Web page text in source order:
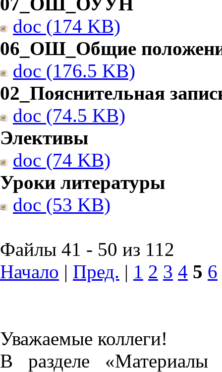
doc (174 KB)
06_ОШ_Общие
doc (176.5 KB)
02_Пояснительная
doc (74.5 KB)
Элективы
doc (74 KB)
Уроки литературы
doc (53 KB)
Файлы 41 - 50 из 112
Начало | Пред. | 1 2 3 4 5 6
Уважаемые коллеги!
В разделе «Материалы